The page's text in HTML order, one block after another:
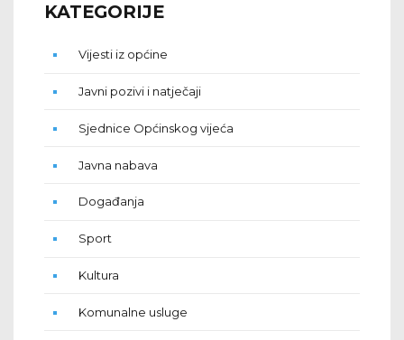
KATEGORIJE
Vijesti iz općine
Javni pozivi i natječaji
Sjednice Općinskog vijeća
Javna nabava
Događanja
Sport
Kultura
Komunalne usluge